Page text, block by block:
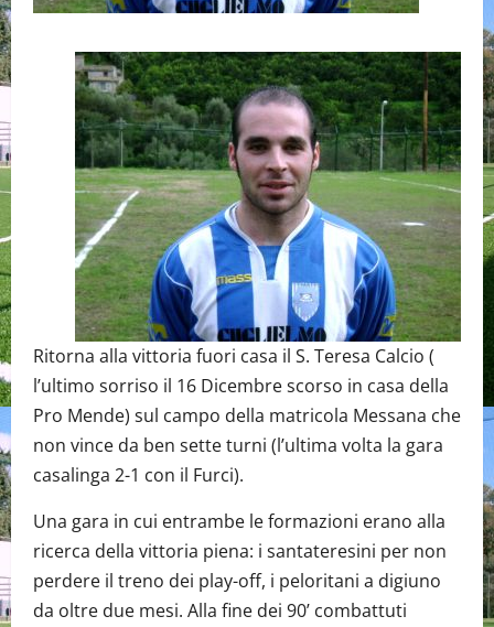
Ritorna alla vittoria fuori casa il S. Teresa Calcio (
l’ultimo sorriso il 16 Dicembre scorso in casa della
Pro Mende) sul campo della matricola Messana che
non vince da ben sette turni (l’ultima volta la gara
casalinga 2-1 con il Furci).
Una gara in cui entrambe le formazioni erano alla
ricerca della vittoria piena: i santateresini per non
perdere il treno dei play-off, i peloritani a digiuno
da oltre due mesi. Alla fine dei 90’ combattuti